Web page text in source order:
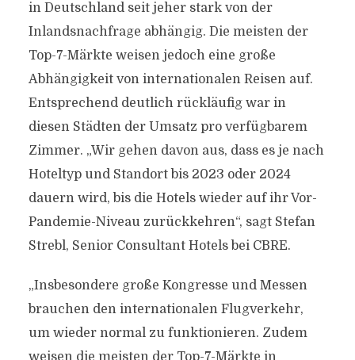
in Deutschland seit jeher stark von der
Inlandsnachfrage abhängig. Die meisten der
Top-7-Märkte weisen jedoch eine große
Abhängigkeit von internationalen Reisen auf.
Entsprechend deutlich rückläufig war in
diesen Städten der Umsatz pro verfügbarem
Zimmer. „Wir gehen davon aus, dass es je nach
Hoteltyp und Standort bis 2023 oder 2024
dauern wird, bis die Hotels wieder auf ihr Vor-
Pandemie-Niveau zurückkehren“, sagt Stefan
Strebl, Senior Consultant Hotels bei CBRE.
„Insbesondere große Kongresse und Messen
brauchen den internationalen Flugverkehr,
um wieder normal zu funktionieren. Zudem
weisen die meisten der Top-7-Märkte in